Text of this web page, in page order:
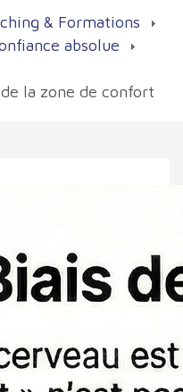
& Formations
absolue
la zone de confort